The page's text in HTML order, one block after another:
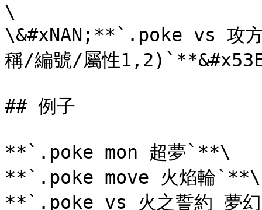
\
\&#xNAN;**`.poke vs 攻
稱/編號/屬性
## 例子
**`.poke mon 超夢`**\
**`.poke move 火焰輪`**\
**`.poke vs 火之誓約 夢